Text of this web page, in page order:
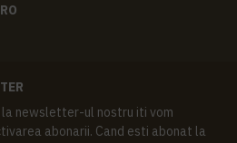
la newsletter-ul nostru iti vom
abonarii. Cand esti abonat la